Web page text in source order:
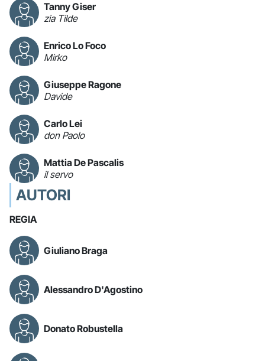
Tanny Giser
zia Tilde
Enrico Lo Foco
Mirko
Giuseppe Ragone
Davide
Carlo Lei
don Paolo
Mattia De Pascalis
il servo
AUTORI
REGIA
Giuliano Braga
Alessandro D'Agostino
Donato Robustella